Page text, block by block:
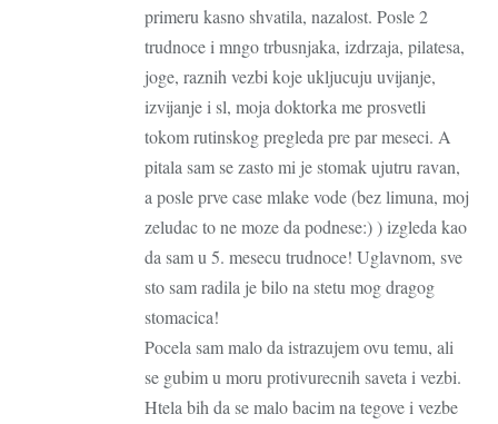
primeru kasno shvatila, nazalost. Posle 2
trudnoce i mngo trbusnjaka, izdrzaja, pilatesa,
joge, raznih vezbi koje ukljucuju uvijanje,
izvijanje i sl, moja doktorka me prosvetli
tokom rutinskog pregleda pre par meseci. A
pitala sam se zasto mi je stomak ujutru ravan,
a posle prve case mlake vode (bez limuna, moj
zeludac to ne moze da podnese:) ) izgleda kao
da sam u 5. mesecu trudnoce! Uglavnom, sve
sto sam radila je bilo na stetu mog dragog
stomacica!
Pocela sam malo da istrazujem ovu temu, ali
se gubim u moru protivurecnih saveta i vezbi.
Htela bih da se malo bacim na tegove i vezbe